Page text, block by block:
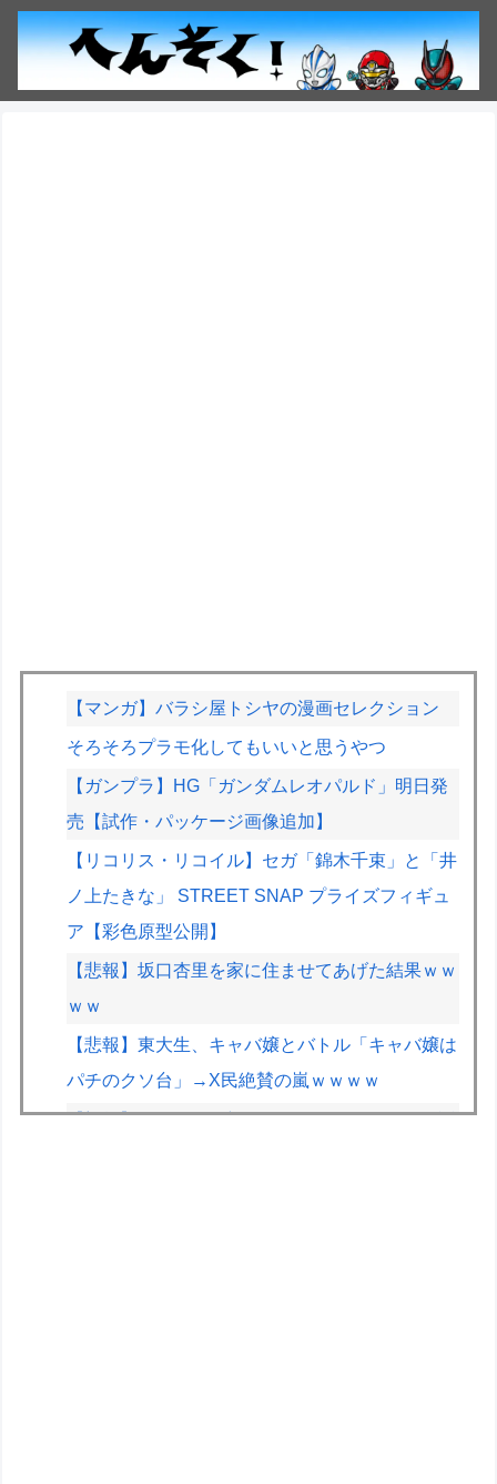
【マンガ】バラシ屋トシヤの漫画セレクション
そろそろプラモ化してもいいと思うやつ
【ガンプラ】HG「ガンダムレオパルド」明日発
売【試作・パッケージ画像追加】
【リコリス・リコイル】セガ「錦木千束」と「井
ノ上たきな」 STREET SNAP プライズフィギュ
ア【彩色原型公開】
【悲報】坂口杏里を家に住ませてあげた結果ｗｗ
ｗｗ
【悲報】東大生、キャバ嬢とバトル「キャバ嬢は
パチのクソ台」→X民絶賛の嵐ｗｗｗｗ
【朗報】Vtuber界、新たなる『弱男の姫』が爆誕